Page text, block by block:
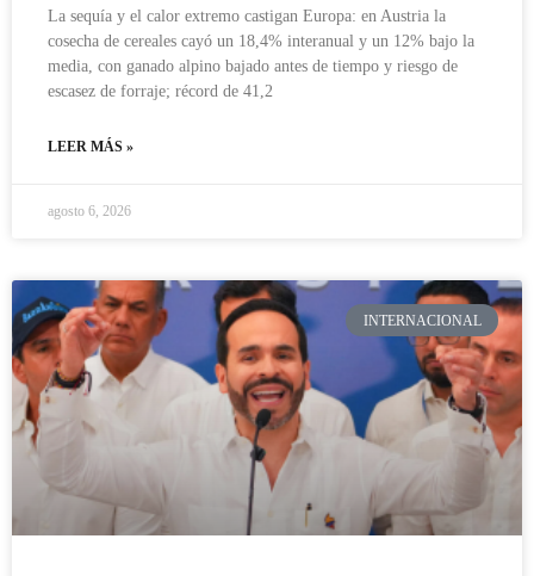
La sequía y el calor extremo castigan Europa: en Austria la
cosecha de cereales cayó un 18,4% interanual y un 12% bajo la
media, con ganado alpino bajado antes de tiempo y riesgo de
escasez de forraje; récord de 41,2
LEER MÁS »
agosto 6, 2026
INTERNACIONAL